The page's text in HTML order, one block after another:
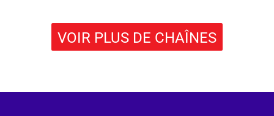
VOIR PLUS DE CHAÎNES